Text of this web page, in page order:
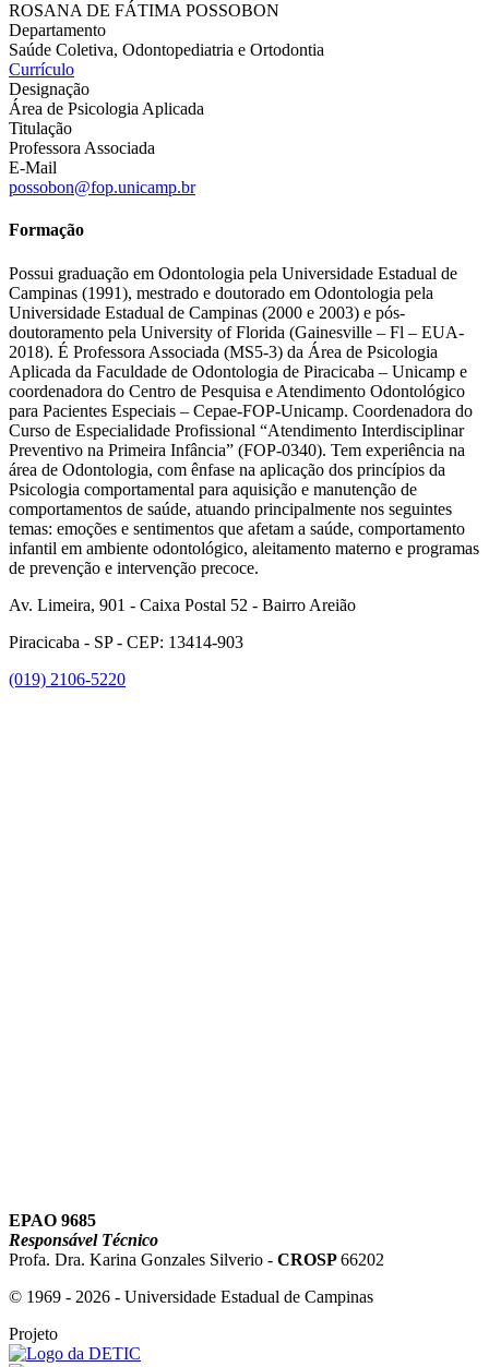
ROSANA DE FÁTIMA POSSOBON
Departamento
Saúde Coletiva, Odontopediatria e Ortodontia
Currículo
Designação
Área de Psicologia Aplicada
Titulação
Professora Associada
E-Mail
possobon@fop.unicamp.br
Formação
Possui graduação em Odontologia pela Universidade Estadual de
Campinas (1991), mestrado e doutorado em Odontologia pela
Universidade Estadual de Campinas (2000 e 2003) e pós-
doutoramento pela University of Florida (Gainesville – Fl – EUA-
2018). É Professora Associada (MS5-3) da Área de Psicologia
Aplicada da Faculdade de Odontologia de Piracicaba – Unicamp e
coordenadora do Centro de Pesquisa e Atendimento Odontológico
para Pacientes Especiais – Cepae-FOP-Unicamp. Coordenadora do
Curso de Especialidade Profissional “Atendimento Interdisciplinar
Preventivo na Primeira Infância” (FOP-0340). Tem experiência na
área de Odontologia, com ênfase na aplicação dos princípios da
Psicologia comportamental para aquisição e manutenção de
comportamentos de saúde, atuando principalmente nos seguintes
temas: emoções e sentimentos que afetam a saúde, comportamento
infantil em ambiente odontológico, aleitamento materno e programas
de prevenção e intervenção precoce.
Av. Limeira, 901 - Caixa Postal 52 - Bairro Areião
Piracicaba - SP - CEP: 13414-903
(019) 2106-5220
EPAO 9685
Responsável Técnico
Profa. Dra. Karina Gonzales Silverio - CROSP66202
© 1969 - 2026 - Universidade Estadual de Campinas
Projeto